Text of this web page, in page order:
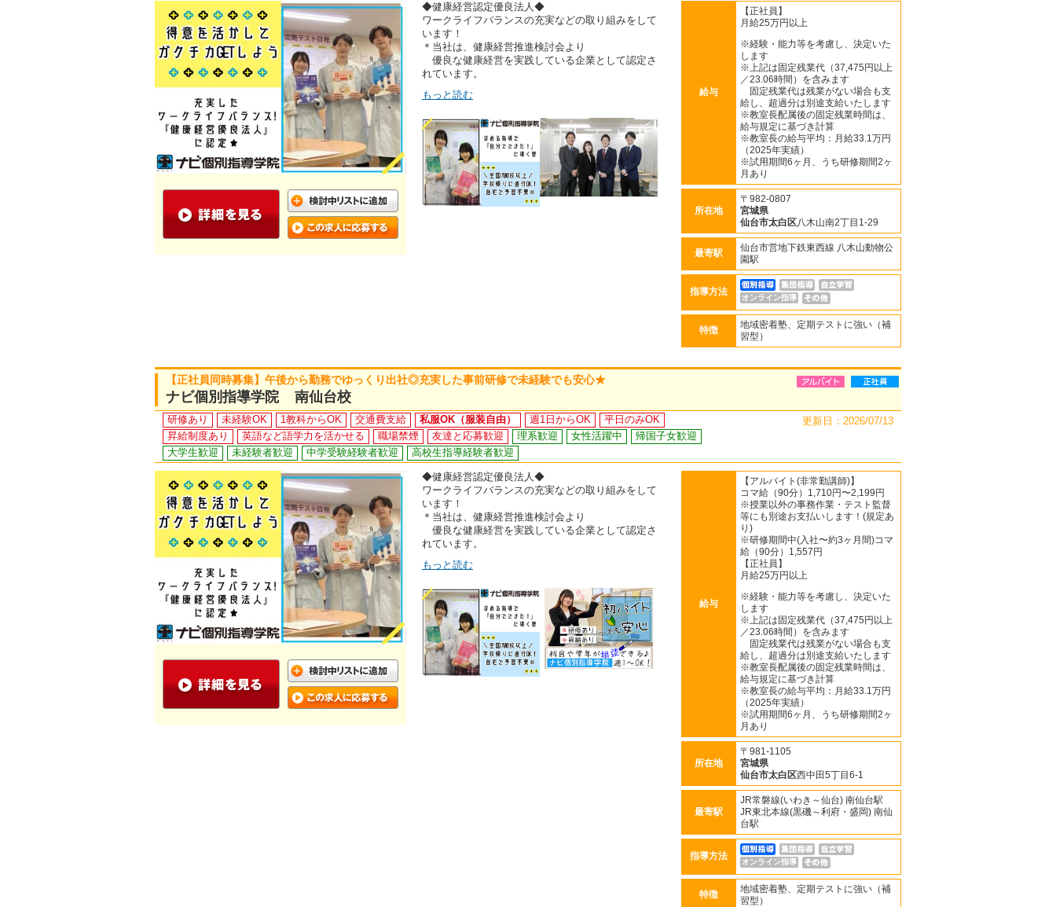
◆健康経営認定優良法人◆
ワークライフバランスの充実などの取り組みをして
います！
＊当社は、健康経営推進検討会より
優良な健康経営を実践している企業として認定さ
れています。
もっと読む
給与
【正社員】
月給25万円以上
※経験・能力等を考慮し、決定いた
します
※上記は固定残業代（37,475円以上
／23.06時間）を含みます
固定残業代は残業がない場合も支
給し、超過分は別途支給いたします
※教室長配属後の固定残業時間は、
給与規定に基づき計算
※教室長の給与平均：月給33.1万円
（2025年実績）
※試用期間6ヶ月、うち研修期間2ヶ
月あり
所在地
〒982-0807
宮城県
仙台市太白区八木山南2丁目1-29
最寄駅
仙台市営地下鉄東西線 八木山動物公
園駅
指導方法
オンライン指導
特徴
地域密着塾、定期テストに強い（補
習型）
【正社員同時募集】午後から勤務でゆっくり出社◎充実した事前研修で未経験でも安心★
ナビ個別指導学院 南仙台校
研修あり 未経験OK 1教科からOK 交通費支給 私服OK（服装自由） 週1日からOK
平日のみOK
昇給制度あり
英語など語学力を活かせる 職場禁煙 友達と応募歓迎 理系歓迎 女性活躍中
帰国子女歓迎
大学生歓迎
未経験者歓迎 中学受験経験者歓迎 高校生指導経験者歓迎
更新日：2026/07/13
◆健康経営認定優良法人◆
ワークライフバランスの充実などの取り組みをして
います！
＊当社は、健康経営推進検討会より
優良な健康経営を実践している企業として認定さ
れています。
もっと読む
給与
【アルバイト(非常勤講師)】
コマ給（90分）1,710円〜2,199円
※授業以外の事務作業・テスト監督
等にも別途お支払いします！(規定あ
り)
※研修期間中(入社〜約3ヶ月間)コマ
給（90分）1,557円
【正社員】
月給25万円以上
※経験・能力等を考慮し、決定いた
します
※上記は固定残業代（37,475円以上
／23.06時間）を含みます
固定残業代は残業がない場合も支
給し、超過分は別途支給いたします
※教室長配属後の固定残業時間は、
給与規定に基づき計算
※教室長の給与平均：月給33.1万円
（2025年実績）
※試用期間6ヶ月、うち研修期間2ヶ
月あり
所在地
〒981-1105
宮城県
仙台市太白区西中田5丁目6-1
最寄駅
JR常磐線(いわき～仙台) 南仙台駅
JR東北本線(黒磯～利府・盛岡) 南仙
台駅
指導方法
オンライン指導
特徴
地域密着塾、定期テストに強い（補
習型）